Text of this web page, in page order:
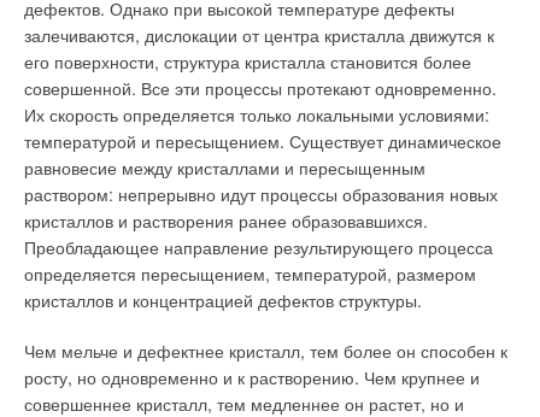
дефектов. Однако при высокой температуре дефекты
залечиваются, дислокации от центра кристалла движутся к
его поверхности, структура кристалла становится более
совершенной. Все эти процессы протекают одновременно.
Их скорость определяется только локальными условиями:
температурой и пересыщением. Существует динамическое
равновесие между кристаллами и пересыщенным
раствором: непрерывно идут процессы образования новых
кристаллов и растворения ранее образовавшихся.
Преобладающее направление результирующего процесса
определяется пересыщением, температурой, размером
кристаллов и концентрацией дефектов структуры.
Чем мельче и дефектнее кристалл, тем более он способен к
росту, но одновременно и к растворению. Чем крупнее и
совершеннее кристалл, тем медленнее он растет, но и